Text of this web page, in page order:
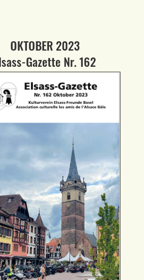
OKTOBER 2023
Gazette Nr. 162